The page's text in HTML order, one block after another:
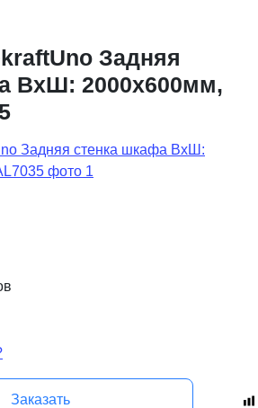
Задняя
ВхШ: 2000х600мм,
Заказать